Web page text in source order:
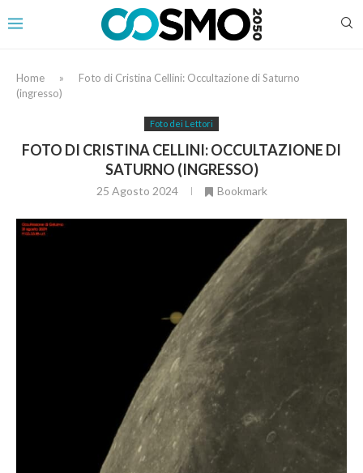
Home »
Foto di Cristina Cellini: Occultazione di Saturno
(ingresso)
Foto dei Lettori
FOTO DI CRISTINA CELLINI: OCCULTAZIONE DI
SATURNO (INGRESSO)
25 Agosto 2024 Bookmark